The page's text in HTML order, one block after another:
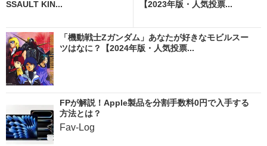
SSAULT KIN...
【2023年版・人気投票...
「機動戦士Zガンダム」あなたが好きなモビルスー
ツはなに？【2024年版・人気投票...
FPが解説！Apple製品を分割手数料0円で入手する
方法とは？
Fav-Log